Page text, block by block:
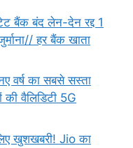
बैंक बंद लेन-देन रद्द 1
हर बैंक खाता
का सबसे सस्ता
की वैलिडिटी 5G
खुशखबरी! Jio का